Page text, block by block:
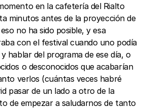
en la cafetería del Rialto
minutos antes de la proyección de
no ha sido posible, y esa
con el festival cuando uno podía
hablar del programa de ese día, o
o desconocidos que acabarían
verlos (cuántas veces habré
pasar de un lado a otro de la
de empezar a saludarnos de tanto